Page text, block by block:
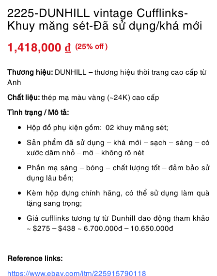
2225-DUNHILL vintage Cufflinks-
Khuy măng sét-Đã sử dụng/khá mới
Giá
gốc
1,890,000 ₫.
1,418,000 ₫
Giá
hiện
(25% off )
Thương hiệu: DUNHILL – thương hiệu thời trang cao cấp từ
Anh
Chất liệu: thép mạ màu vàng (~24K) cao cấp
Tình trạng / Mô tả:
Hộp đồ phụ kiện gồm: 02 khuy măng sét;
Sản phẩm đã sử dụng – khá mới – sạch – sáng – có
xước dăm nhỏ – mờ – không rõ nét
Phần mạ sáng – bóng – chất lượng tốt – đảm bảo sử
dụng lâu bền;
Kèm hộp đựng chính hãng, có thể sử dụng làm quà
tặng sang trọng;
Giá cufflinks tương tự từ Dunhill dao động tham khảo
~ $275 – $438 ~ 6.700.000đ – 10.650.000đ
Reference links:
https://www.ebay.com/itm/225915790118